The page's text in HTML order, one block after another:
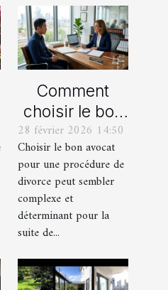
Comment
choisir le bon
avocat pour
votre
procédure de
divorce ?
28 février 2026 14:50
Choisir le bon avocat
pour une procédure de
divorce peut sembler
complexe et
déterminant pour la
suite de...